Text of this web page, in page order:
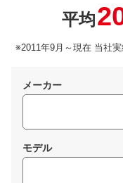
平均
※2011年9月～現在 当社
メーカー
モデル